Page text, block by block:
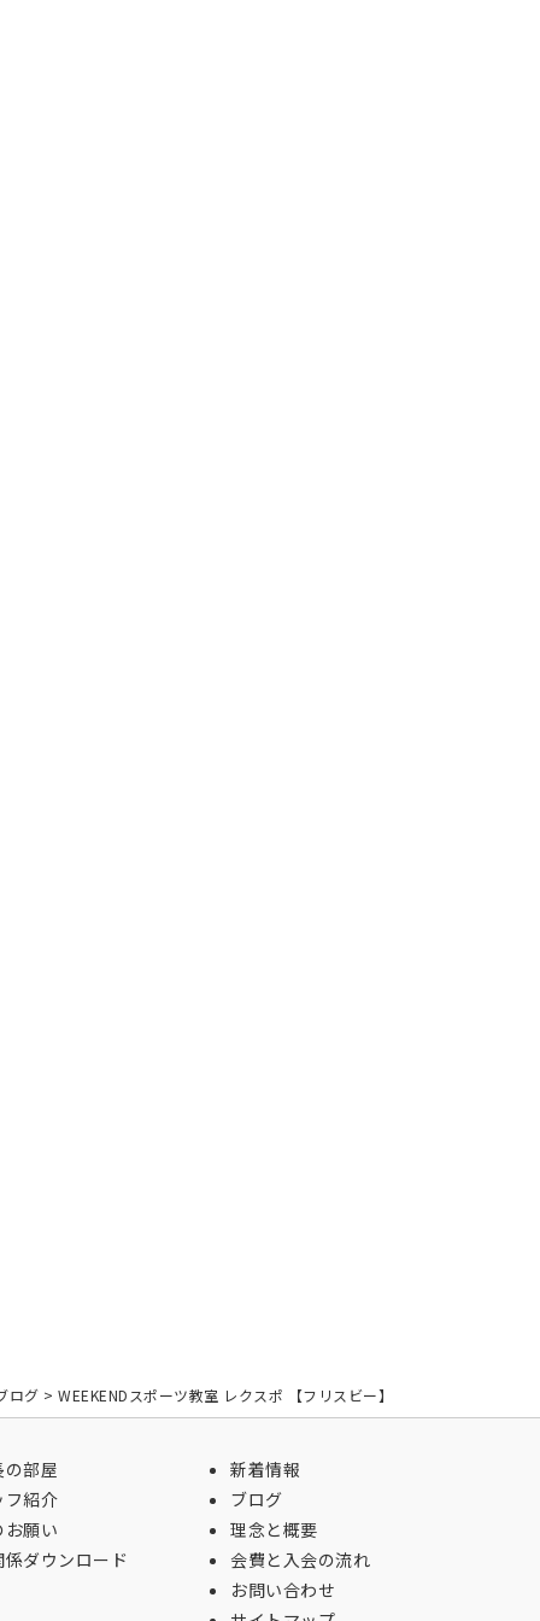
ログ > WEEKENDスポーツ教室 レクスポ 【フリスビー】
部屋
フ紹介
願い
ダウンロード
新着情報
ブログ
理念と概要
会費と入会の流れ
お問い合わせ